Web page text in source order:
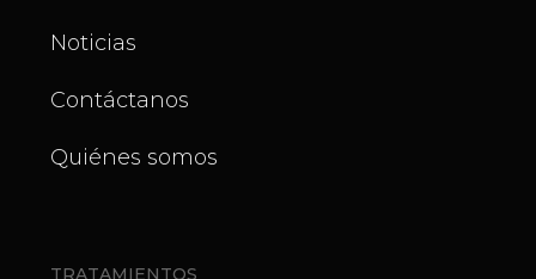
Noticias
Contáctanos
Quiénes somos
TRATAMIENTOS